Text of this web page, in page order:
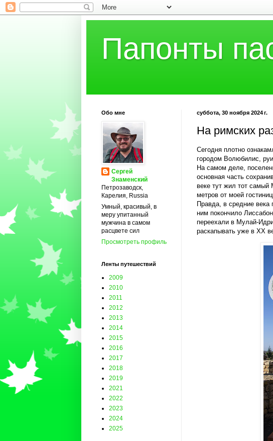
Папонты
суббота, 30 ноября 2024 г.
На римских
Сегодня плотно
городом Волюбилис,
На самом деле,
основная часть
веке тут жил тот самый
метров от моей
Правда, в средние века
ним покончило
переехали в Мулай-
раскапывать уже в XX
Обо мне
Сергей
Знаменский
Петрозаводск,
Карелия, Russia
Умный, красивый, в
меру упитанный
мужчина в самом
расцвете сил
Просмотреть профиль
Ленты путешествий
2009
2010
2011
2012
2013
2014
2015
2016
2017
2018
2019
2021
2022
2023
2024
2025